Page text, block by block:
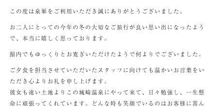
この度は泉翠をご利用いただき誠にありがとうございました。
お二人にとっての今年の冬の大切なご旅行が良い思い出になったよう
で、本当に嬉しく思っております。
館内でもゆっくりとお寛ぎいただけたようで何よりでございました。
ご夕食を担当させていただいたスタッフに向けても温かいお言葉をい
ただき心よりお礼を申し上げます。
彼女も遠い土地よりこの城崎温泉にやって来て、日々勉強し、一生懸
命に頑張ってくれています。どんな時も笑顔でいるのはお客様に喜ん